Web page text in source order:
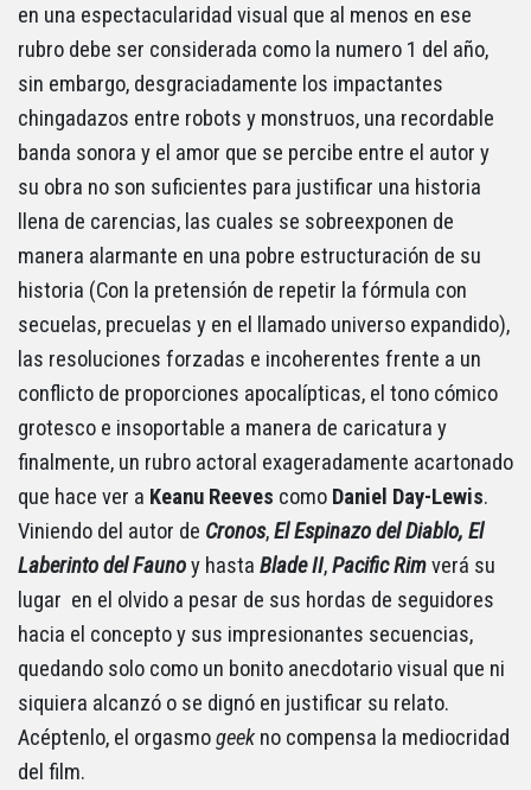
en una espectacularidad visual que al menos en ese
rubro debe ser considerada como la numero 1 del año,
sin embargo, desgraciadamente los impactantes
chingadazos entre robots y monstruos, una recordable
banda sonora y el amor que se percibe entre el autor y
su obra no son suficientes para justificar una historia
llena de carencias, las cuales se sobreexponen de
manera alarmante en una pobre estructuración de su
historia (Con la pretensión de repetir la fórmula con
secuelas, precuelas y en el llamado universo expandido),
las resoluciones forzadas e incoherentes frente a un
conflicto de proporciones apocalípticas, el tono cómico
grotesco e insoportable a manera de caricatura y
finalmente, un rubro actoral exageradamente acartonado
que hace ver a Keanu Reeves como Daniel Day-Lewis.
Viniendo del autor de Cronos,El Espinazo del Diablo, El
Laberinto del Faunoy hasta BladeII,PacificRimverá su
lugar en el olvido a pesar de sus hordas de seguidores
hacia el concepto y sus impresionantes secuencias,
quedando solo como un bonito anecdotario visual que ni
siquiera alcanzó o se dignó en justificar su relato.
Acéptenlo, el orgasmogeek no compensa la mediocridad
del film.